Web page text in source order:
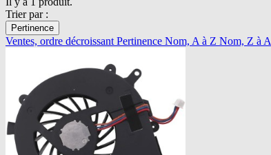
Trier par :
Pertinence
Ventes, ordre décroissant Pertinence Nom, A à Z Nom, Z à A